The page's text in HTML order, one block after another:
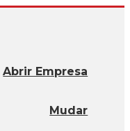
Abrir Empresa
Mudar